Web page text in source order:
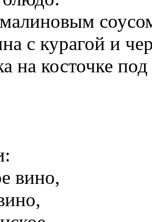
с курагой и
на косточке
вино,